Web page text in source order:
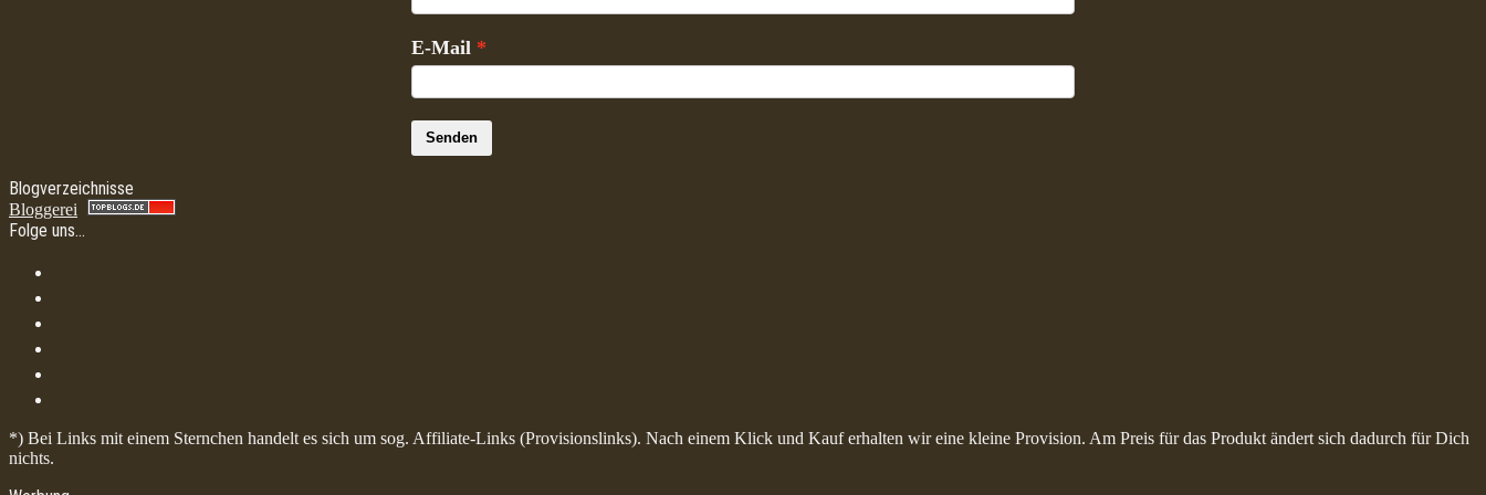
E-Mail
Senden
Blogverzeichnisse
Bloggerei
Folge uns…
*) Bei Links mit einem Sternchen handelt es sich um sog. Affiliate-Links (Provisionslinks). Nach einem Klick und Kauf erhalten wir eine kleine Provision. Am Preis für das Produkt ändert sich dadurch für Dich
nichts.